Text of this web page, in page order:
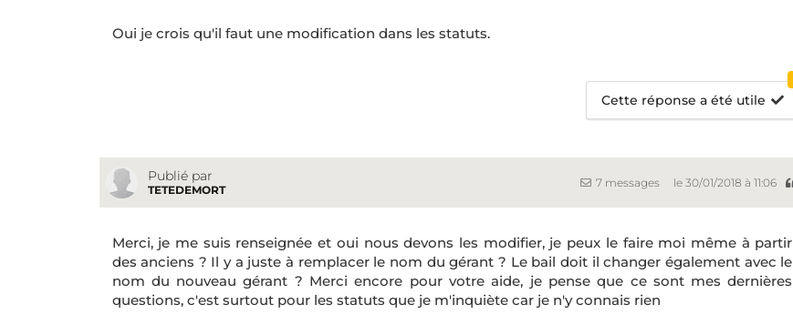
Oui je crois qu'il faut une modification dans les statuts.
Cette réponse a été utile
Publié par
TETEDEMORT
7 messages le 30/01/2018 à 11:06
Merci, je me suis renseignée et oui nous devons les modifier, je peux le faire moi même à partir
des anciens ? Il y a juste à remplacer le nom du gérant ? Le bail doit il changer également avec le
nom du nouveau gérant ? Merci encore pour votre aide, je pense que ce sont mes dernières
questions, c'est surtout pour les statuts que je m'inquiète car je n'y connais rien